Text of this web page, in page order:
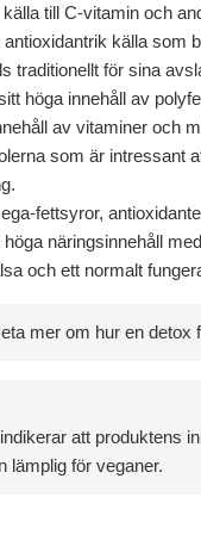
till C-vitamin och
antioxidantrik källa som
traditionellt för sina
höga innehåll av
av vitaminer och
som är intressant
fettsyror,
näringsinnehåll
och ett normalt
mer om hur en detox
att produktens
lämplig för veganer.